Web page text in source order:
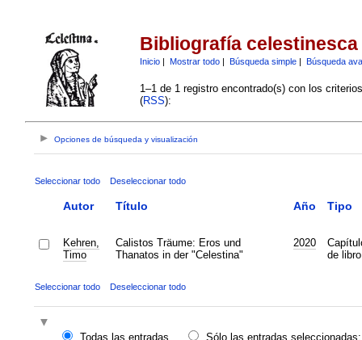
Bibliografía celestinesca
Inicio| Mostrar todo| Búsqueda simple| Búsqueda
1–1 de 1 registro encontrado(s) con los
(RSS):
Opciones de búsqueda y visualización
Seleccionar todo Deseleccionar todo
Autor Título Año Tipo
Kehren,
Timo
Calistos Träume: Eros und
Thanatos in der "Celestina"
2020
de libro
Seleccionar todo Deseleccionar todo
Todas las entradas
Sólo las entradas seleccionadas: